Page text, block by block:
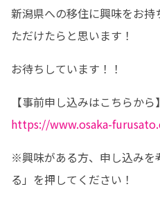
新潟県への移住に興味をお
ただけたらと思います！
お待ちしています！！
https://www.osaka-
※興味がある方、申し込みを
る」を押してください！